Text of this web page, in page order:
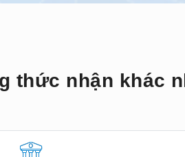
thức nhận khác